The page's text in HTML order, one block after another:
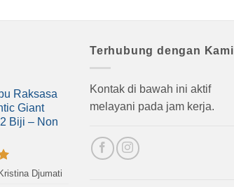
Raksasa
Giant
Biji – Non
Djumati
Terhubung dengan Kami
Kontak di bawah ini aktif
melayani pada jam kerja.